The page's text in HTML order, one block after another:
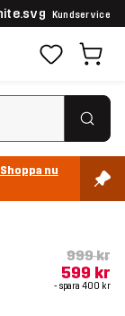
Kundservice
Shoppa nu
999 kr
599 kr
- spara 400 kr